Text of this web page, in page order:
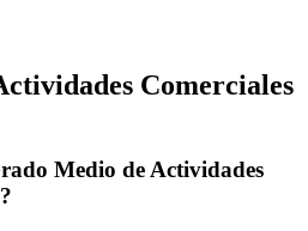
Comerciales
Medio de Actividades